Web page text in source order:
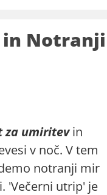
in Notranji
za umiritevin
v noč. V tem
notranji mir
'Večerni utrip' je